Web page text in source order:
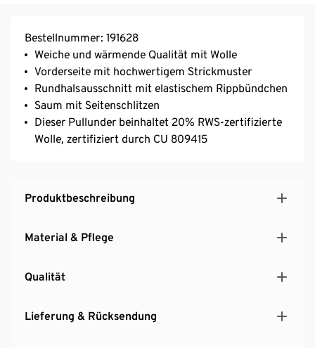
Bestellnummer: 191628
Weiche und wärmende Qualität mit Wolle
Vorderseite mit hochwertigem Strickmuster
Rundhalsausschnitt mit elastischem Rippbündchen
Saum mit Seitenschlitzen
Dieser Pullunder beinhaltet 20% RWS-zertifizierte
Wolle, zertifiziert durch CU 809415
Produktbeschreibung
Material & Pflege
Qualität
Lieferung & Rücksendung